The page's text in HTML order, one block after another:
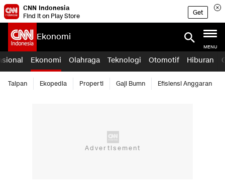
CNN Indonesia
Find it on Play Store
Get
Ekonomi
MENU
Ekonomi Olahraga Teknologi Otomotif Hiburan
Taipan Ekopedia Properti Gaji Bumn Efisiensi Anggaran